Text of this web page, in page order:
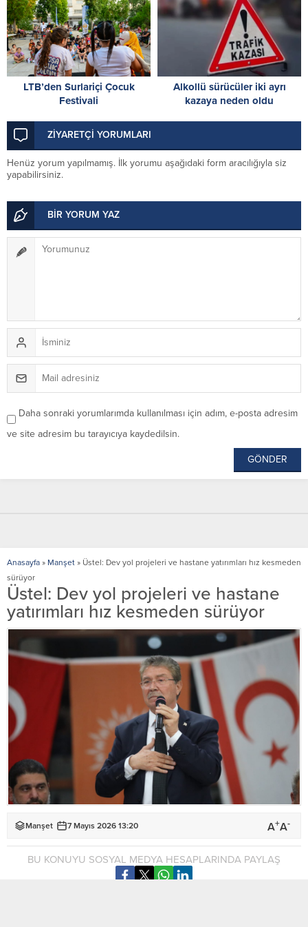
LTB’den Surlariçi Çocuk
Festivali
Alkollü sürücüler iki ayrı
kazaya neden oldu
ZİYARETÇİ YORUMLARI
Henüz yorum yapılmamış. İlk yorumu aşağıdaki form aracılığıyla siz
yapabilirsiniz.
BİR YORUM YAZ
Daha sonraki yorumlarımda kullanılması için adım, e-posta adresim
ve site adresim bu tarayıcıya kaydedilsin.
Anasayfa » Manşet » Üstel: Dev yol projeleri ve hastane yatırımları hız kesmeden
sürüyor
Üstel: Dev yol projeleri ve hastane
yatırımları hız kesmeden sürüyor
Manşet 7 Mayıs 2026 13:20 A+A-
BU KONUYU SOSYAL MEDYA HESAPLARINDA PAYLAŞ